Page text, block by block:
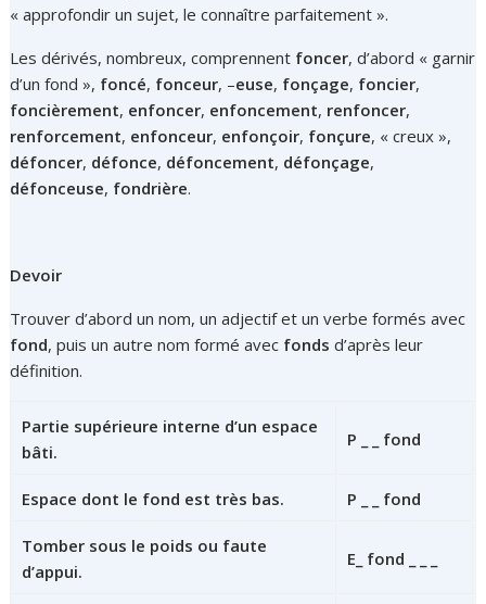
« approfondir un sujet, le connaître parfaitement ».
Les dérivés, nombreux, comprennent foncer, d’abord « garnir
d’un fond », foncé, fonceur, –euse, fonçage, foncier,
foncièrement, enfoncer, enfoncement, renfoncer,
renforcement, enfonceur, enfonçoir, fonçure, « creux »,
défoncer, défonce, défoncement, défonçage,
défonceuse, fondrière.
Devoir
Trouver d’abord un nom, un adjectif et un verbe formés avec
fond, puis un autre nom formé avec fonds d’après leur
définition.
Partie supérieure interne d’un espace
bâti.
P _ _ fond
Espace dont le fond est très bas. P _ _ fond
Tomber sous le poids ou faute
d’appui.
E_ fond _ _ _